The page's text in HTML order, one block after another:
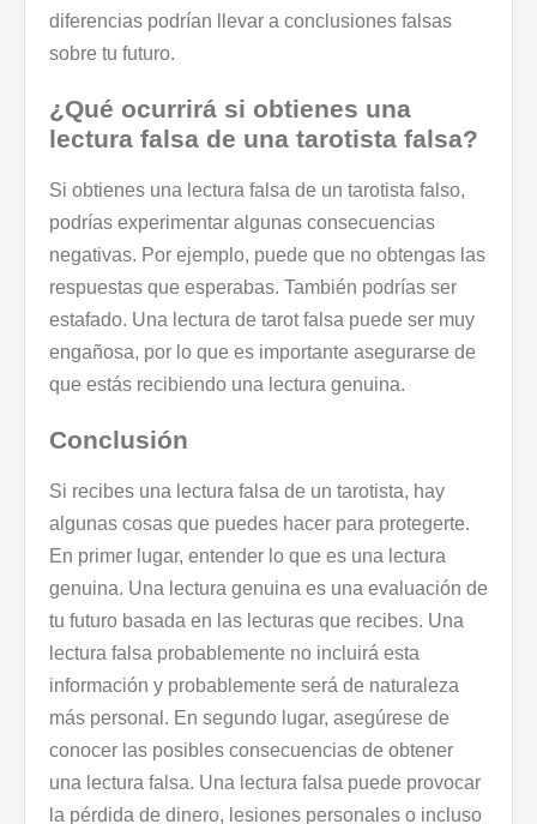
diferencias podrían llevar a conclusiones falsas
sobre tu futuro.
¿Qué ocurrirá si obtienes una
lectura falsa de una tarotista falsa?
Si obtienes una lectura falsa de un tarotista falso,
podrías experimentar algunas consecuencias
negativas. Por ejemplo, puede que no obtengas las
respuestas que esperabas. También podrías ser
estafado. Una lectura de tarot falsa puede ser muy
engañosa, por lo que es importante asegurarse de
que estás recibiendo una lectura genuina.
Conclusión
Si recibes una lectura falsa de un tarotista, hay
algunas cosas que puedes hacer para protegerte.
En primer lugar, entender lo que es una lectura
genuina. Una lectura genuina es una evaluación de
tu futuro basada en las lecturas que recibes. Una
lectura falsa probablemente no incluirá esta
información y probablemente será de naturaleza
más personal. En segundo lugar, asegúrese de
conocer las posibles consecuencias de obtener
una lectura falsa. Una lectura falsa puede provocar
la pérdida de dinero, lesiones personales o incluso